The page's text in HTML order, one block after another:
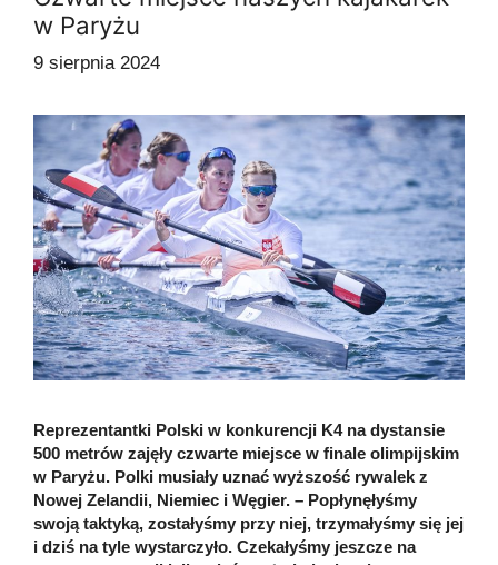
w Paryżu
9 sierpnia 2024
Reprezentantki Polski w konkurencji K4 na dystansie
500 metrów zajęły czwarte miejsce w finale olimpijskim
w Paryżu. Polki musiały uznać wyższość rywalek z
Nowej Zelandii, Niemiec i Węgier. – Popłynęłyśmy
swoją taktyką, zostałyśmy przy niej, trzymałyśmy się jej
i dziś na tyle wystarczyło. Czekałyśmy jeszcze na